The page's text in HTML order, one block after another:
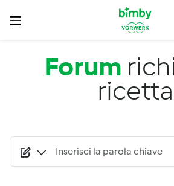
Salta al contenuto principale
Forum
ricetta